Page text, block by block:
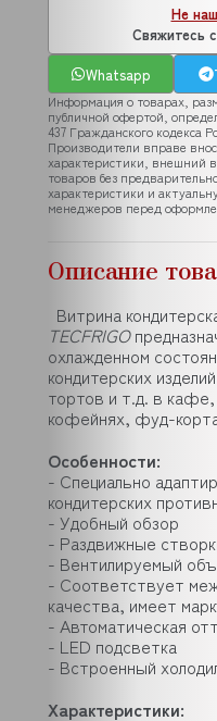
Не
Свяжитесь
Whatsapp
Информация о товарах,
публичной офертой,
437 Гражданского кодекса
Производители вправе
характеристики, внешний
товаров без
характеристики и
менеджеров перед
Описание
Витрина
TECFRIGO
охлажденном
кондитерских
тортов и т.д. в
кофейнях, фуд-
Особенности:
- Специально
кондитерских
- Удобный обзор
- Раздвижные
- Вентилируемый
- Соответствует
качества, имеет
- Автоматическая
- LED подсветка
- Встроенный
Характеристики: